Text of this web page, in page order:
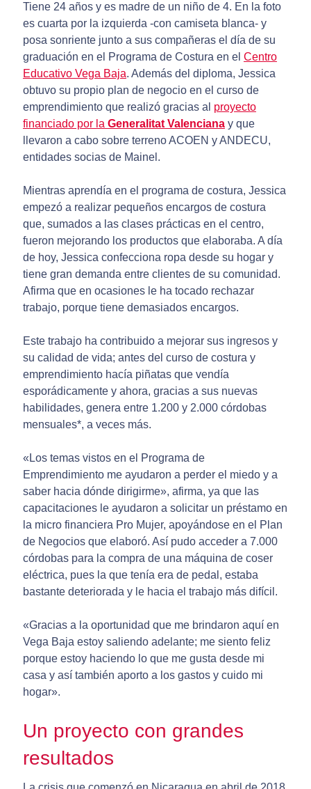
Tiene 24 años y es madre de un niño de 4. En la foto
es cuarta por la izquierda -con camiseta blanca- y
posa sonriente junto a sus compañeras el día de su
graduación en el Programa de Costura en el Centro
Educativo Vega Baja. Además del diploma, Jessica
obtuvo su propio plan de negocio en el curso de
emprendimiento que realizó gracias al proyecto
financiado por la Generalitat Valencianay que
llevaron a cabo sobre terreno ACOEN y ANDECU,
entidades socias de Mainel.
Mientras aprendía en el programa de costura, Jessica
empezó a realizar pequeños encargos de costura
que, sumados a las clases prácticas en el centro,
fueron mejorando los productos que elaboraba. A día
de hoy, Jessica confecciona ropa desde su hogar y
tiene gran demanda entre clientes de su comunidad.
Afirma que en ocasiones le ha tocado rechazar
trabajo, porque tiene demasiados encargos.
Este trabajo ha contribuido a mejorar sus ingresos y
su calidad de vida; antes del curso de costura y
emprendimiento hacía piñatas que vendía
esporádicamente y ahora, gracias a sus nuevas
habilidades, genera entre 1.200 y 2.000 córdobas
mensuales*, a veces más.
«Los temas vistos en el Programa de
Emprendimiento me ayudaron a perder el miedo y a
saber hacia dónde dirigirme», afirma, ya que las
capacitaciones le ayudaron a solicitar un préstamo en
la micro financiera Pro Mujer, apoyándose en el Plan
de Negocios que elaboró. Así pudo acceder a 7.000
córdobas para la compra de una máquina de coser
eléctrica, pues la que tenía era de pedal, estaba
bastante deteriorada y le hacia el trabajo más difícil.
«Gracias a la oportunidad que me brindaron aquí en
Vega Baja estoy saliendo adelante; me siento feliz
porque estoy haciendo lo que me gusta desde mi
casa y así también aporto a los gastos y cuido mi
hogar».
Un proyecto con grandes
resultados